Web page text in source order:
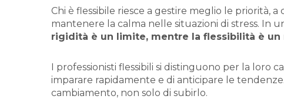
Chi è flessibile riesce a gestire meglio le priorità,
mantenere la calma nelle situazioni di stress. In
rigidità è un limite, mentre la flessibilità è
I professionisti flessibili si distinguono per la loro
imparare rapidamente e di anticipare le
cambiamento, non solo di subirlo.